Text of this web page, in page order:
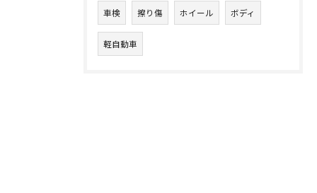
車検 擦り傷 ホイール ボディ
軽自動車